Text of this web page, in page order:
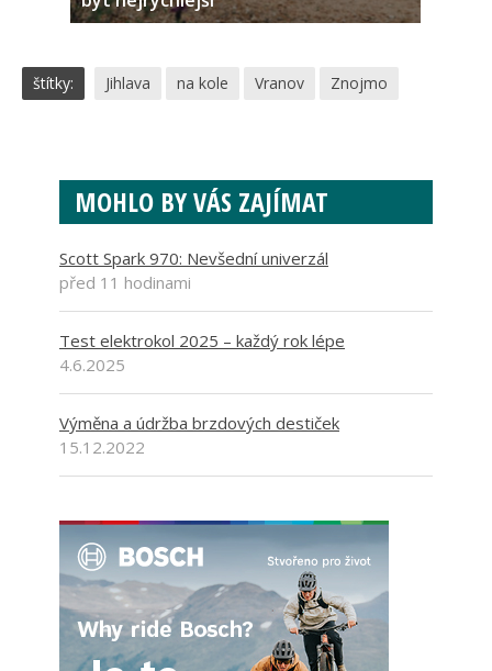
štítky: Jihlava na kole Vranov Znojmo
MOHLO BY VÁS ZAJÍMAT
Scott Spark 970: Nevšední univerzál
před 11 hodinami
Test elektrokol 2025 – každý rok lépe
4.6.2025
Výměna a údržba brzdových destiček
15.12.2022